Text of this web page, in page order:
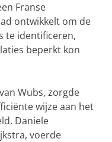
Franse
ontwikkelt om de
te identificeren,
beperkt kon
Wubs, zorgde
wijze aan het
Daniele
voerde